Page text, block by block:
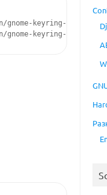
keyring-daemon
keyring-daemon